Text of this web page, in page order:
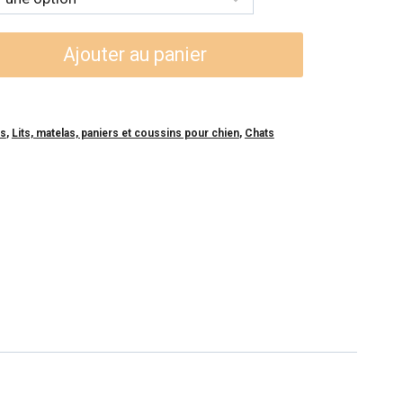
Ajouter au panier
, Lits, matelas, paniers et coussins pour chien, Chats